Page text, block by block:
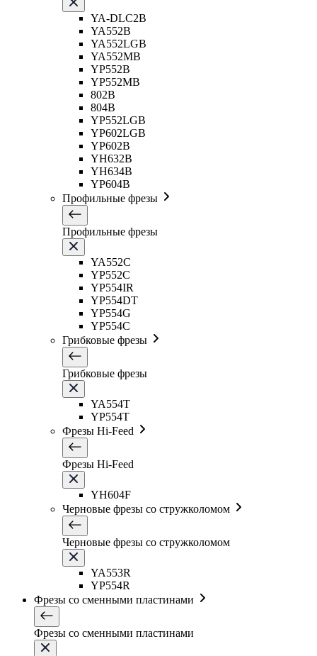
YA-DLC2B
YA552B
YA552LGB
YA552MB
YP552B
YP552MB
802B
804B
YP552LGB
YP602LGB
YP602B
YH632B
YH634B
YP604B
Профильные фрезы
Профильные фрезы
YA552C
YP552C
YP554IR
YP554DT
YP554G
YP554C
Грибковые фрезы
Грибковые фрезы
YA554T
YP554T
Фрезы Hi-Feed
Фрезы Hi-Feed
YH604F
Черновые фрезы со стружколомом
Черновые фрезы со стружколомом
YA553R
YP554R
Фрезы со сменными пластинами
Фрезы со сменными пластинами